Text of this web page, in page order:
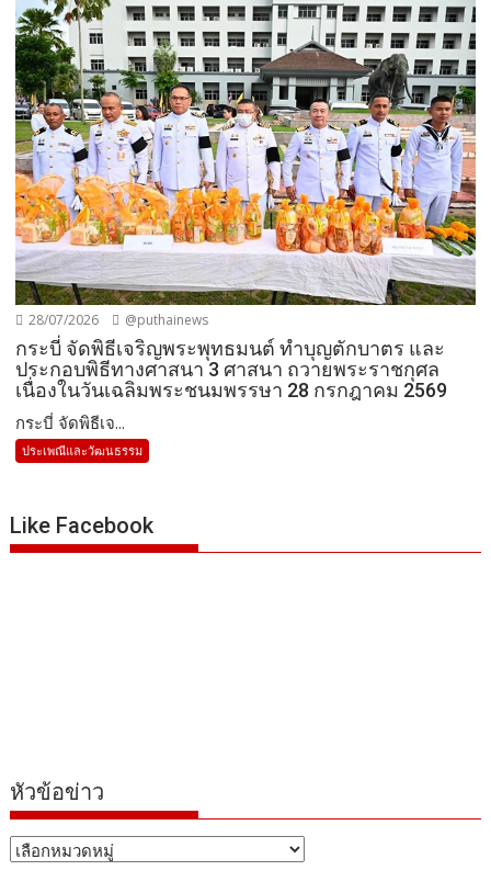
28/07/2026 @puthainews
กระบี่ จัดพิธีเจริญพระพุทธมนต์ ทำบุญตักบาตร และ
ประกอบพิธีทางศาสนา 3 ศาสนา ถวายพระราชกุศล
เนื่องในวันเฉลิมพระชนมพรรษา 28 กรกฎาคม 2569
กระบี่ จัดพิธีเจ...
ประเพณีและวัฒนธรรม
Like Facebook
หัวข้อข่าว
หัวข้อ